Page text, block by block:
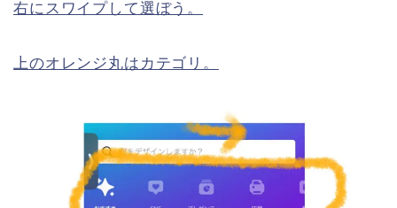
右にスワイプして選ぼう。
上のオレンジ丸はカテゴリ。